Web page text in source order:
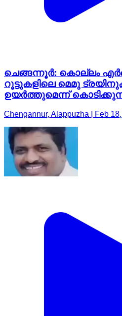
ചെങ്ങന്നൂർ: കൊല്ലം
റൂട്ടുകളിലെ മെമു
ഉയർത്തുമെന്ന്
Chengannur, Alappuzha | Feb